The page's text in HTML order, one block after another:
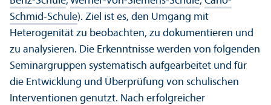
Schmid-Schule). Ziel ist es, den Umgang mit
Heterogenität zu beobachten, zu dokumentieren und
zu analysieren. Die Er­kenntnisse werden von folgenden
Seminar­gruppen systematisch aufgearbeitet und für
die Entwicklung und Über­prüfung von schulischen
Interventionen genutzt. Nach erfolgreicher